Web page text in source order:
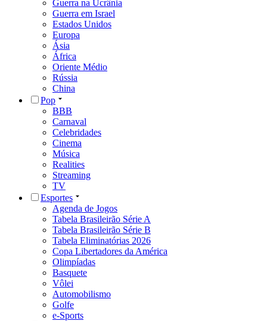
Guerra na Ucrânia
Guerra em Israel
Estados Unidos
Europa
Ásia
África
Oriente Médio
Rússia
China
Pop
BBB
Carnaval
Celebridades
Cinema
Música
Realities
Streaming
TV
Esportes
Agenda de Jogos
Tabela Brasileirão Série A
Tabela Brasileirão Série B
Tabela Eliminatórias 2026
Copa Libertadores da América
Olimpíadas
Basquete
Vôlei
Automobilismo
Golfe
e-Sports